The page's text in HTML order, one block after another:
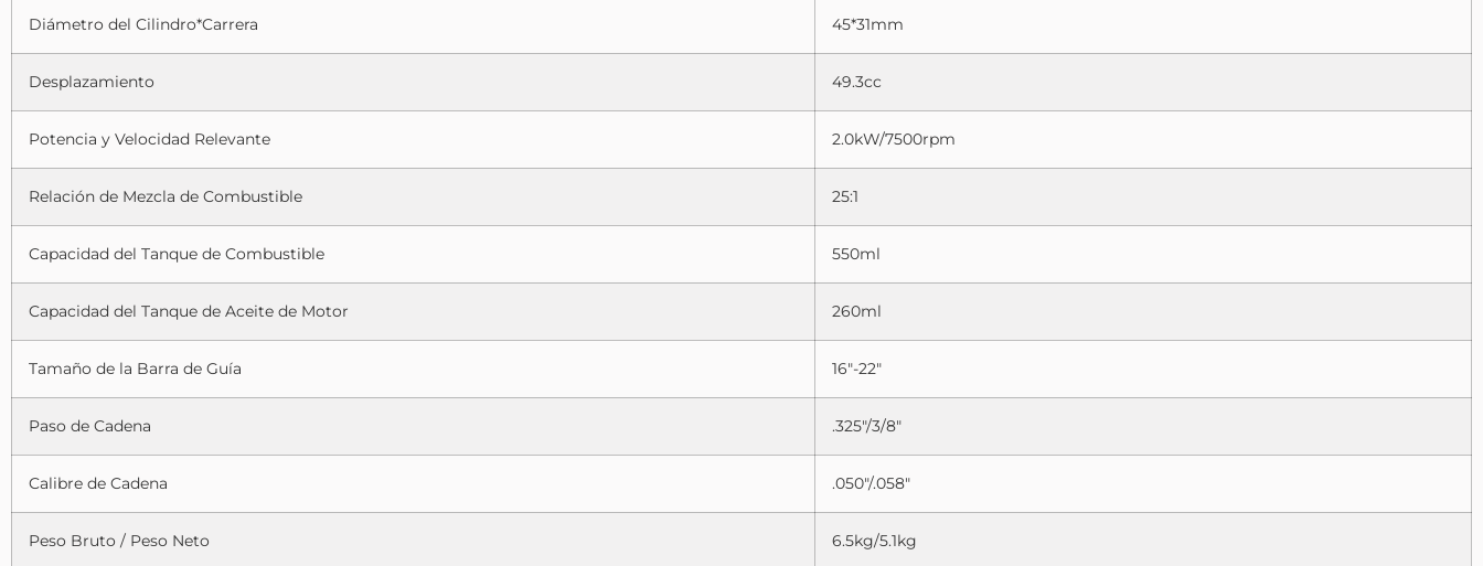
Diámetro del Cilindro*Carrera 45*31mm
Desplazamiento 49.3cc
Potencia y Velocidad Relevante 2.0kW/7500rpm
Relación de Mezcla de Combustible 25:1
Capacidad del Tanque de Combustible 550ml
Capacidad del Tanque de Aceite de Motor 260ml
Tamaño de la Barra de Guía 16″-22″
Paso de Cadena .325″/3/8″
Calibre de Cadena .050″/.058″
Peso Bruto / Peso Neto 6.5kg/5.1kg